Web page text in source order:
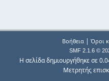
Βοήθεια| Όροι
SMF 2.1.6 ©
Η σελίδα δημιουργήθηκε σε
Μετρητής